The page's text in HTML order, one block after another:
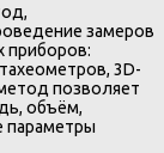
замеров
приборов:
3D-
позволяет
объём,
параметры